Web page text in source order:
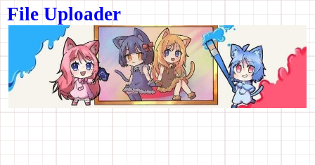
File Uploader